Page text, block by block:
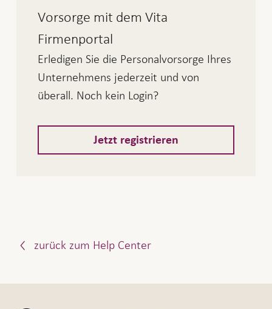
Vorsorge mit dem Vita
Firmenportal
Erledigen Sie die Personalvorsorge Ihres
Unternehmens jederzeit und von
überall. Noch kein Login?
Jetzt registrieren
zurück zum Help Center